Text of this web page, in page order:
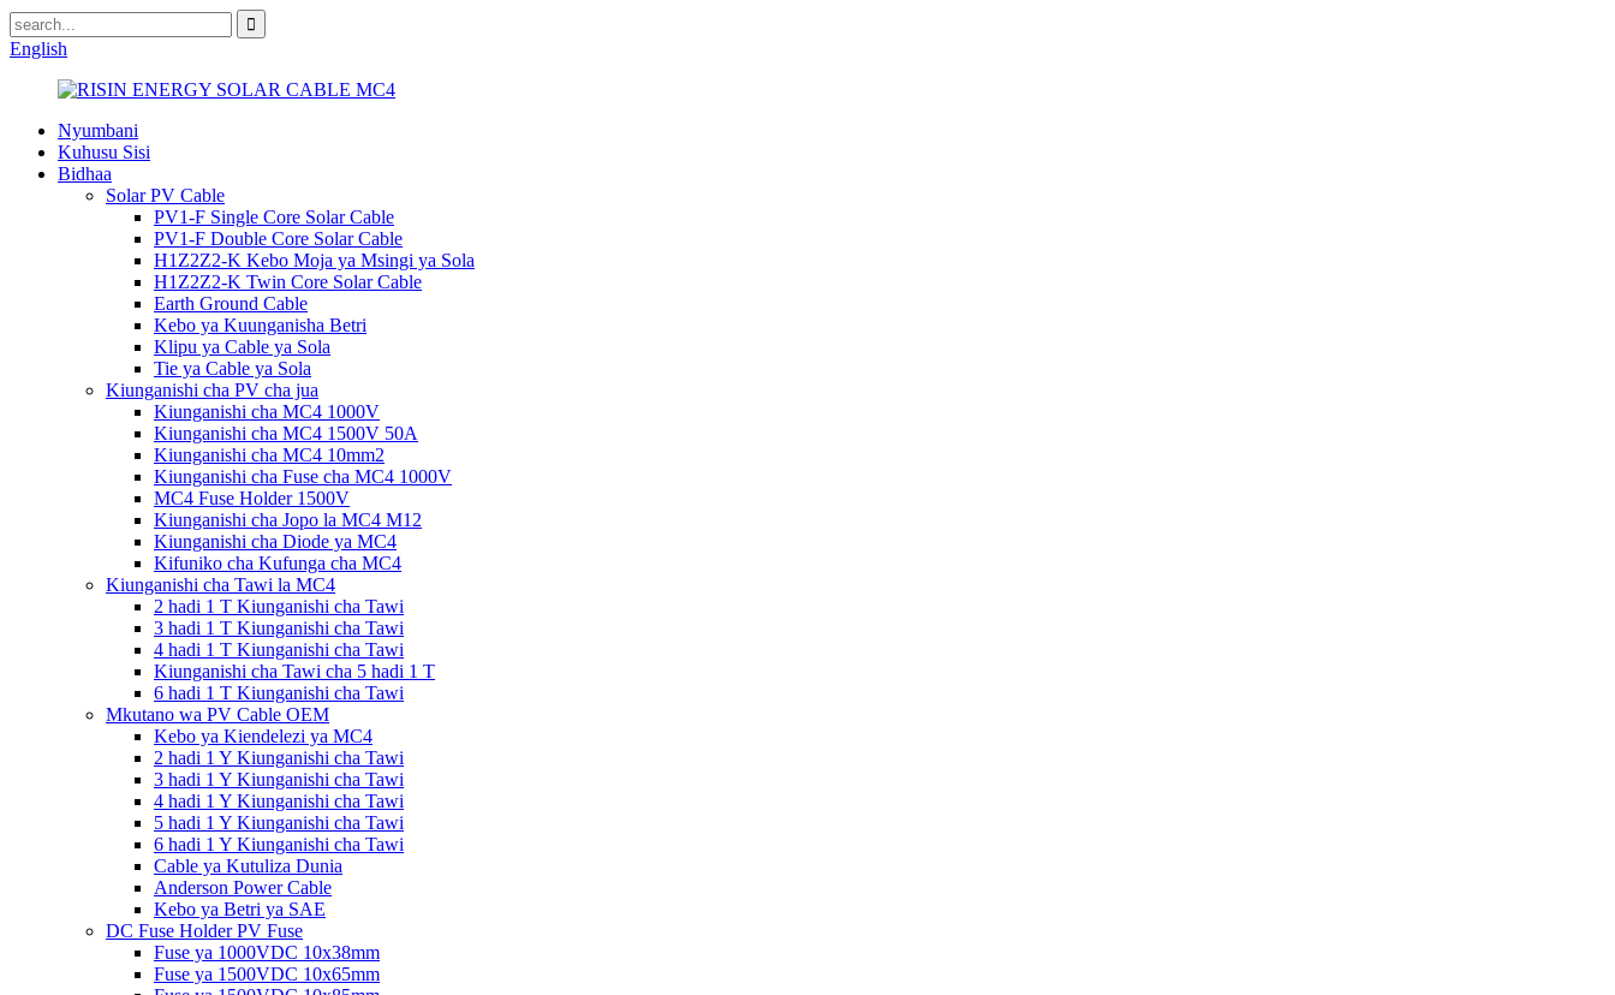
English
Nyumbani
Kuhusu Sisi
Bidhaa
Solar PV Cable
PV1-F Single Core Solar Cable
PV1-F Double Core Solar Cable
H1Z2Z2-K Kebo Moja ya Msingi ya Sola
H1Z2Z2-K Twin Core Solar Cable
Earth Ground Cable
Kebo ya Kuunganisha Betri
Klipu ya Cable ya Sola
Tie ya Cable ya Sola
Kiunganishi cha PV cha jua
Kiunganishi cha MC4 1000V
Kiunganishi cha MC4 1500V 50A
Kiunganishi cha MC4 10mm2
Kiunganishi cha Fuse cha MC4 1000V
MC4 Fuse Holder 1500V
Kiunganishi cha Jopo la MC4 M12
Kiunganishi cha Diode ya MC4
Kifuniko cha Kufunga cha MC4
Kiunganishi cha Tawi la MC4
2 hadi 1 T Kiunganishi cha Tawi
3 hadi 1 T Kiunganishi cha Tawi
4 hadi 1 T Kiunganishi cha Tawi
Kiunganishi cha Tawi cha 5 hadi 1 T
6 hadi 1 T Kiunganishi cha Tawi
Mkutano wa PV Cable OEM
Kebo ya Kiendelezi ya MC4
2 hadi 1 Y Kiunganishi cha Tawi
3 hadi 1 Y Kiunganishi cha Tawi
4 hadi 1 Y Kiunganishi cha Tawi
5 hadi 1 Y Kiunganishi cha Tawi
6 hadi 1 Y Kiunganishi cha Tawi
Cable ya Kutuliza Dunia
Anderson Power Cable
Kebo ya Betri ya SAE
DC Fuse Holder PV Fuse
Fuse ya 1000VDC 10x38mm
Fuse ya 1500VDC 10x65mm